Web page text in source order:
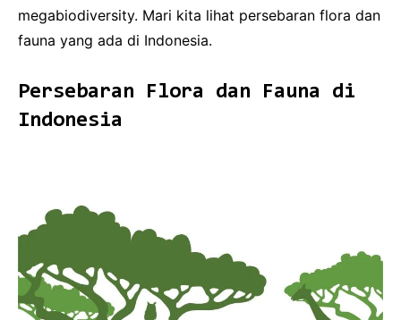
megabiodiversity. Mari kita lihat persebaran flora dan
fauna yang ada di Indonesia.
Persebaran Flora dan Fauna di
Indonesia